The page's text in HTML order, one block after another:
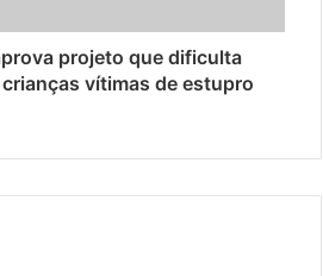
projeto que dificulta
vítimas de estupro